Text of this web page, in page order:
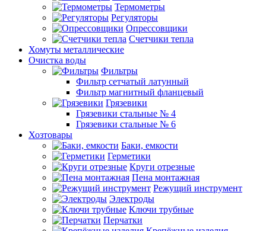
Термометры
Регуляторы
Опрессовщики
Счетчики тепла
Хомуты металлические
Очистка воды
Фильтры
Фильтр сетчатый латунный
Фильтр магнитный фланцевый
Грязевики
Грязевики стальные № 4
Грязевики стальные № 6
Хозтовары
Баки, емкости
Герметики
Круги отрезные
Пена монтажная
Режущий инструмент
Электроды
Ключи трубные
Перчатки